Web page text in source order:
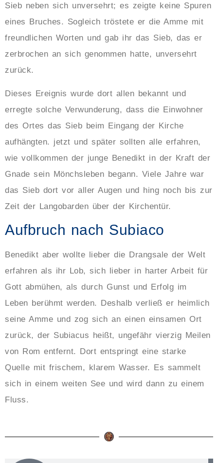
Sieb neben sich unversehrt; es zeigte keine Spuren
eines Bruches. Sogleich tröstete er die Amme mit
freundlichen Worten und gab ihr das Sieb, das er
zerbrochen an sich genommen hatte, unversehrt
zurück.
Dieses Ereignis wurde dort allen bekannt und
erregte solche Verwunderung, dass die Einwohner
des Ortes das Sieb beim Eingang der Kirche
aufhängten. jetzt und später sollten alle erfahren,
wie vollkommen der junge Benedikt in der Kraft der
Gnade sein Mönchsleben begann. Viele Jahre war
das Sieb dort vor aller Augen und hing noch bis zur
Zeit der Langobarden über der Kirchentür.
Aufbruch nach Subiaco
Benedikt aber wollte lieber die Drangsale der Welt
erfahren als ihr Lob, sich lieber in harter Arbeit für
Gott abmühen, als durch Gunst und Erfolg im
Leben berühmt werden. Deshalb verließ er heimlich
seine Amme und zog sich an einen einsamen Ort
zurück, der Subiacus heißt, ungefähr vierzig Meilen
von Rom entfernt. Dort entspringt eine starke
Quelle mit frischem, klarem Wasser. Es sammelt
sich in einem weiten See und wird dann zu einem
Fluss.